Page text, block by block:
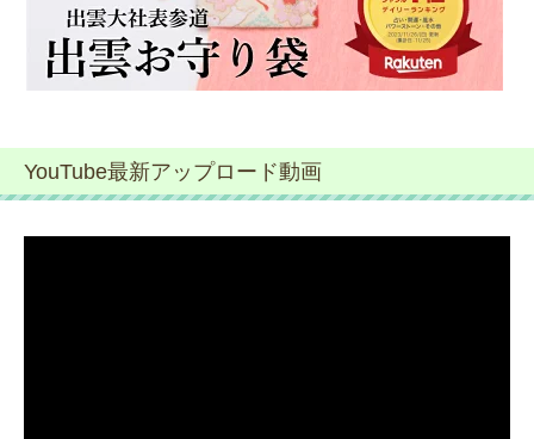
YouTube最新アップロード動画